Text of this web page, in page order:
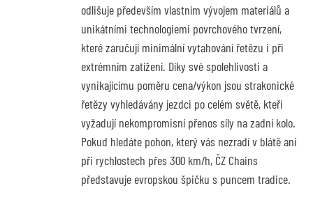
odlišuje především vlastním vývojem materiálů a
unikátními technologiemi povrchového tvrzení,
které zaručují minimální vytahování řetězu i při
extrémním zatížení. Díky své spolehlivosti a
vynikajícímu poměru cena/výkon jsou strakonické
řetězy vyhledávány jezdci po celém světě, kteří
vyžadují nekompromisní přenos síly na zadní kolo.
Pokud hledáte pohon, který vás nezradí v blátě ani
při rychlostech přes 300 km/h, ČZ Chains
představuje evropskou špičku s puncem tradice.